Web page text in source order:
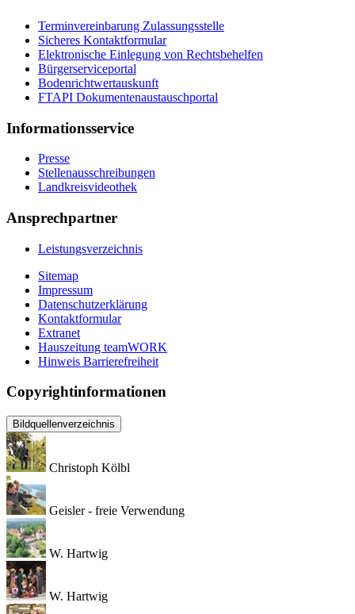
Terminvereinbarung Zulassungsstelle
Sicheres Kontaktformular
Elektronische Einlegung von Rechtsbehelfen
Bürgerserviceportal
Bodenrichtwertauskunft
FTAPI Dokumentenaustauschportal
Informationsservice
Presse
Stellenausschreibungen
Landkreisvideothek
Ansprechpartner
Leistungsverzeichnis
Sitemap
Impressum
Datenschutzerklärung
Kontaktformular
Extranet
Hauszeitung teamWORK
Hinweis Barrierefreiheit
Copyrightinformationen
Bildquellenverzeichnis
Christoph Kölbl
Geisler - freie Verwendung
W. Hartwig
W. Hartwig